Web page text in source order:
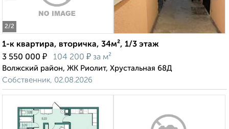
2/2
1-к квартира, вторичка, 34м², 1/3 этаж
3 550 000 ₽ 104 200 ₽ за м²
Волжский район, ЖК Риолит, Хрустальная 68Д
Собственник, 02.08.2026